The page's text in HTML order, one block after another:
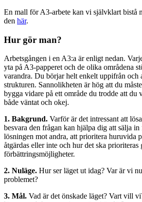
En mall för A3-arbete kan vi självklart bistå
den här.
Hur gör man?
Arbetsgången i en A3:a är enligt nedan.
yta på A3-papperet och de olika områdena
varandra. Du börjar helt enkelt uppifrån och
strukturen. Sannolikheten är hög att du
bygga vidare på ett område du trodde att du
både väntat och okej.
1. Bakgrund. Varför är det intressant att
besvara den frågan kan hjälpa dig att sälja
lösningen mot andra, att prioritera huruvida
åtgärdas eller inte och hur det ska prioriteras
förbättringsmöjligheter.
2. Nuläge. Hur ser läget ut idag? Var är vi
problemet?
3. Mål. Vad är det önskade läget? Vart vill